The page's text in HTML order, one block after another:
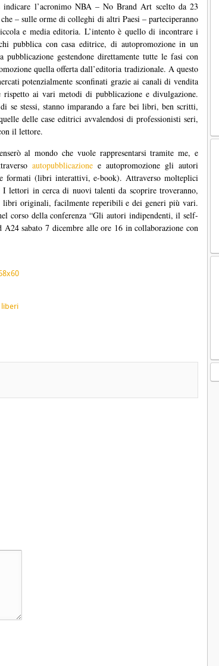
indicare l’acronimo NBA – No Brand Art scelto da 23
– sulle orme di colleghi di altri Paesi – parteciperanno
e media editoria. L’intento è quello di incontrare i
pubblica con casa editrice, di autopromozione in un
gestendone direttamente tutte le fasi con
quella offerta dall’editoria tradizionale. A questo
potenzialmente sconfinati grazie ai canali di vendita
ai vari metodi di pubblicazione e divulgazione.
se stessi, stanno imparando a fare bei libri, ben scritti,
delle case editrici avvalendosi di professionisti seri,
il lettore.
al mondo che vuole rappresentarsi tramite me, e
autopubblicazionee autopromozione gli autori
formati (libri interattivi, e-book). Attraverso molteplici
lettori in cerca di nuovi talenti da scoprire troveranno,
originali, facilmente reperibili e dei generi più vari.
corso della conferenza “Gli autori indipendenti, il self-
sabato 7 dicembre alle ore 16 in collaborazione con
liberi